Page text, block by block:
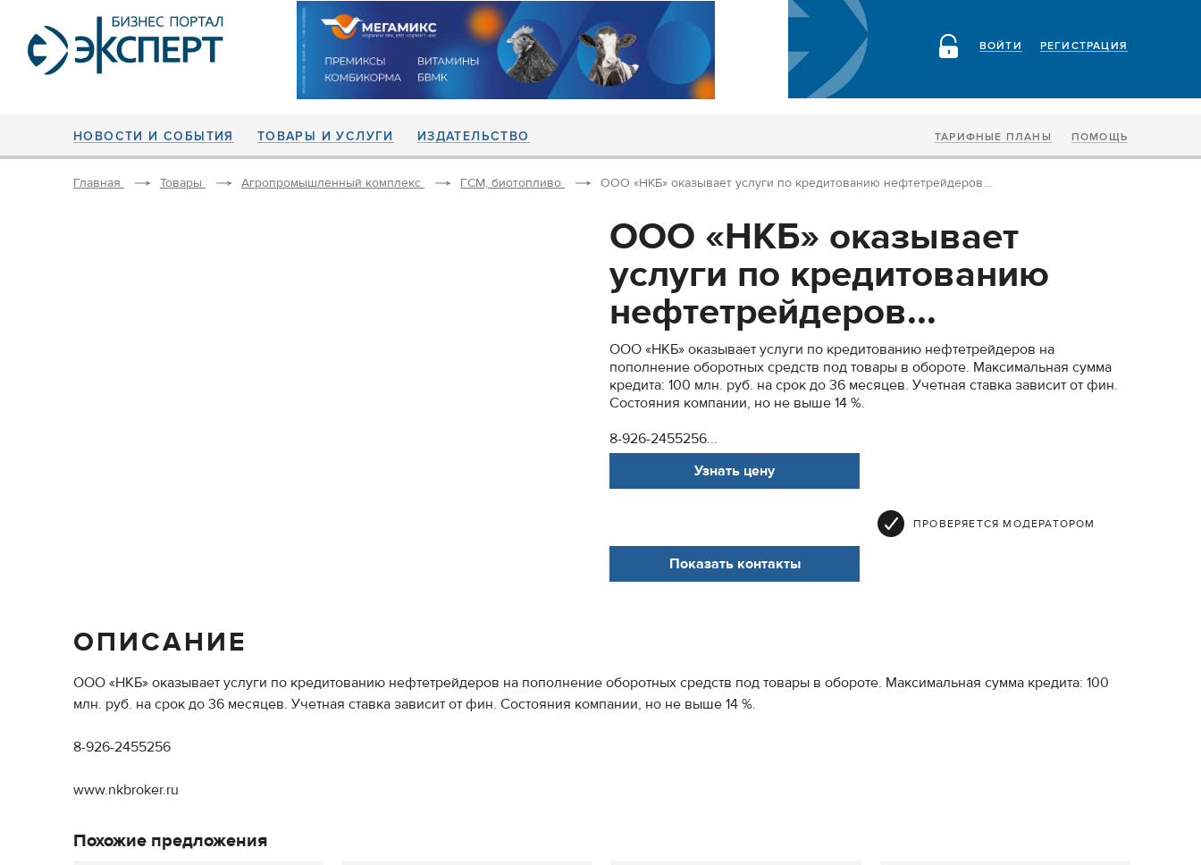
РЕГИСТРАЦИЯ
ВОЙТИ
НОВОСТИ И СОБЫТИЯ ТОВАРЫ И УСЛУГИ ИЗДАТЕЛЬСТВО ТАРИФНЫЕ ПЛАНЫ ПОМОЩЬ
Главная Товары Агропромышленный комплекс ГСМ, биотопливо ООО «НКБ» оказывает услуги по кредитованию нефтетрейдеров...
ООО «НКБ» оказывает
услуги по кредитованию
нефтетрейдеров...
ООО «НКБ» оказывает услуги по кредитованию нефтетрейдеров на
пополнение оборотных средств под товары в обороте. Максимальная сумма
кредита: 100 млн. руб. на срок до 36 месяцев. Учетная ставка зависит от фин.
Состояния компании, но не выше 14 %.
8-926-2455256...
Узнать цену
ПРОВЕРЯЕТСЯ МОДЕРАТОРОМ
Показать контакты
ОПИСАНИЕ
ООО «НКБ» оказывает услуги по кредитованию нефтетрейдеров на пополнение оборотных средств под товары в обороте. Максимальная сумма кредита: 100
млн. руб. на срок до 36 месяцев. Учетная ставка зависит от фин. Состояния компании, но не выше 14 %.
8-926-2455256
www.nkbroker.ru
Похожие предложения